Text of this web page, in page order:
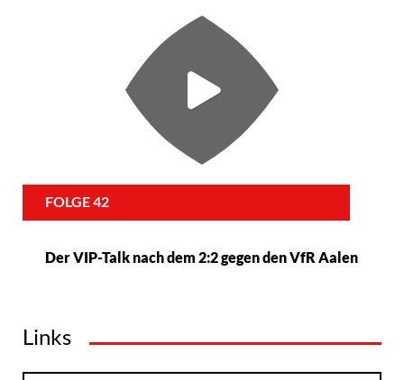
FOLGE 42
Der VIP-Talk nach dem 2:2 gegen den VfR Aalen
Links